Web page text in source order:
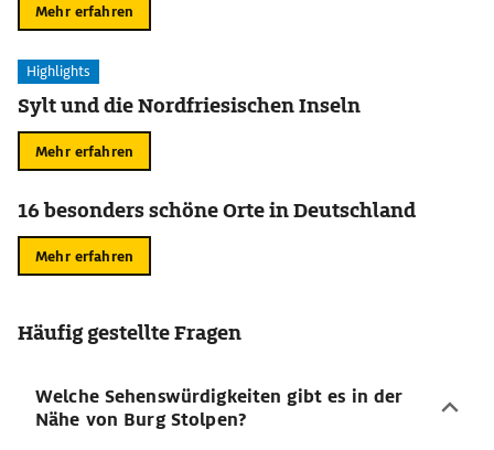
Mehr erfahren
Highlights
Sylt und die Nordfriesischen Inseln
Mehr erfahren
16 besonders schöne Orte in Deutschland
Mehr erfahren
Häufig gestellte Fragen
Welche Sehenswürdigkeiten gibt es in der
Nähe von Burg Stolpen?